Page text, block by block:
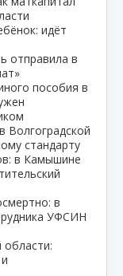
идёт
отправила в
пособия в
Волгоградской
стандарту
в Камышине
в
УФСИН
области: